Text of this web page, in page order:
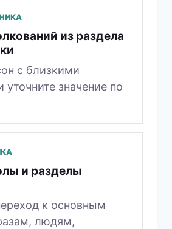
из раздела
с близкими
уточните значение по
и разделы
к основным
людям,